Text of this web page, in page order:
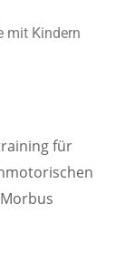
mit Kindern
für